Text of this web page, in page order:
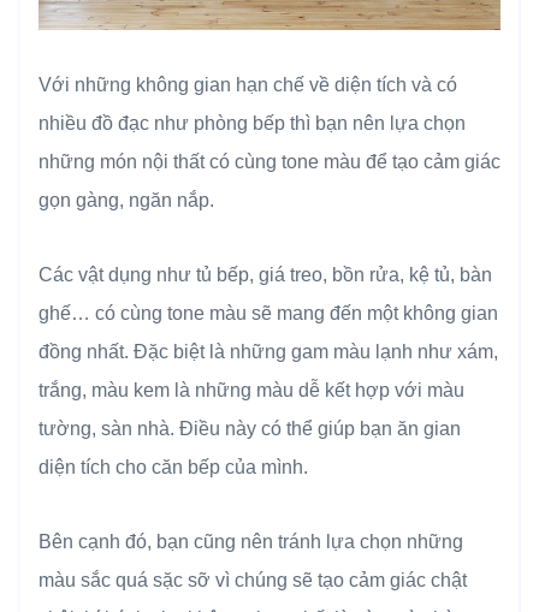
Với những không gian hạn chế về diện tích và có
nhiều đồ đạc như phòng bếp thì bạn nên lựa chọn
những món nội thất có cùng tone màu để tạo cảm giác
gọn gàng, ngăn nắp.
Các vật dụng như tủ bếp, giá treo, bồn rửa, kệ tủ, bàn
ghế… có cùng tone màu sẽ mang đến một không gian
đồng nhất. Đặc biệt là những gam màu lạnh như xám,
trắng, màu kem là những màu dễ kết hợp với màu
tường, sàn nhà. Điều này có thể giúp bạn ăn gian
diện tích cho căn bếp của mình.
Bên cạnh đó, bạn cũng nên tránh lựa chọn những
màu sắc quá sặc sỡ vì chúng sẽ tạo cảm giác chật